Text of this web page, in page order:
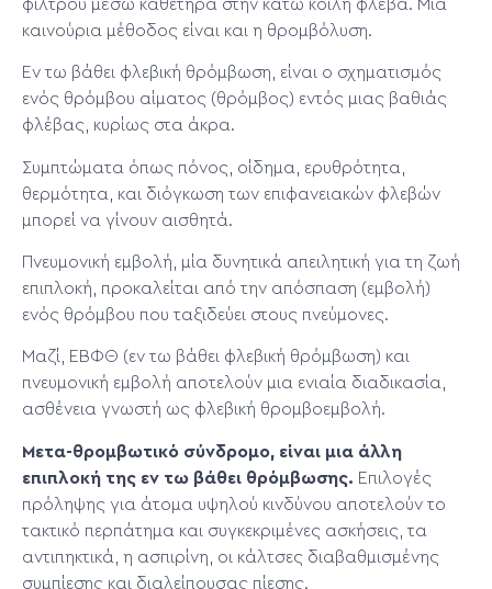
φίλτρου μέσω καθετήρα στην κάτω κοίλη φλέβα. Μια
καινούρια μέθοδος είναι και η θρομβόλυση.
Ev τω βάθει φλεβική θρόμβωση, είναι ο σχηματισμός
ενός θρόμβου αίματος (θρόμβος) εντός μιας βαθιάς
φλέβας, κυρίως στα άκρα.
Συμπτώματα όπως πόνος, οίδημα, ερυθρότητα,
θερμότητα, και διόγκωση των επιφανειακών φλεβών
μπορεί να γίνουν αισθητά.
Πνευμονική εμβολή, μία δυνητικά απειλητική για τη ζωή
επιπλοκή, προκαλείται από την απόσπαση (εμβολή)
ενός θρόμβου που ταξιδεύει στους πνεύμονες.
Μαζί, ΕΒΦΘ (εν τω βάθει φλεβική θρόμβωση) και
πνευμονική εμβολή αποτελούν μια ενιαία διαδικασία,
ασθένεια γνωστή ως φλεβική θρομβοεμβολή.
Μετα-θρομβωτικό σύνδρομο, είναι μια άλλη
επιπλοκή της εν τω βάθει θρόμβωσης. Επιλογές
πρόληψης για άτομα υψηλού κινδύνου αποτελούν το
τακτικό περπάτημα και συγκεκριμένες ασκήσεις, τα
αντιπηκτικά, η ασπιρίνη, οι κάλτσες διαβαθμισμένης
συμπίεσης και διαλείπουσας πίεσης.